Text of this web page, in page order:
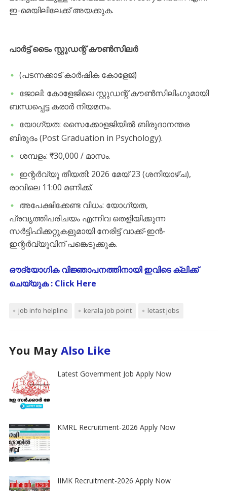
ഇ-മെയിലിലേക്ക് അയക്കുക.
പാർട്ട് ടൈം സ്റ്റുഡന്റ് കൗൺസിലർ
(പടന്നക്കാട് കാർഷിക കോളേജ്)
​ജോലി: കോളേജിലെ സ്റ്റുഡന്റ് കൗൺസിലിംഗുമായി
ബന്ധപ്പെട്ട കരാർ നിയമനം.
​യോഗ്യത: സൈക്കോളജിയിൽ ബിരുദാനന്തര
ബിരുദം (Post Graduation in Psychology).
​ശമ്പളം: ₹30,000 / മാസം.
​ഇന്റർവ്യൂ തീയതി: 2026 മേയ് 23 (ശനിയാഴ്ച),
രാവിലെ 11:00 മണിക്ക്.
​അപേക്ഷിക്കേണ്ട വിധം: യോഗ്യത,
പ്രവൃത്തിപരിചയം എന്നിവ തെളിയിക്കുന്ന
സർട്ടിഫിക്കറ്റുകളുമായി നേരിട്ട് വാക്ക്-ഇൻ-
ഇന്റർവ്യൂവിന് പങ്കെടുക്കുക.
ഔദ്യോഗിക വിജ്ഞാപനത്തിനായി ഇവിടെ ക്ലിക്ക്
ചെയ്യുക : Click Here
job info helpline kerala job point letast jobs
You May Also Like
Latest Government Job Apply Now
KMRL Recruitment-2026 Apply Now
IIMK Recruitment-2026 Apply Now